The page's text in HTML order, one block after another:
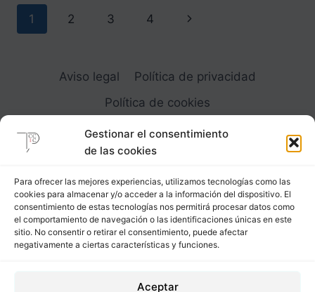
Gestionar el consentimiento
de las cookies
Para ofrecer las mejores experiencias, utilizamos tecnologías como las
cookies para almacenar y/o acceder a la información del dispositivo. El
consentimiento de estas tecnologías nos permitirá procesar datos como
el comportamiento de navegación o las identificaciones únicas en este
sitio. No consentir o retirar el consentimiento, puede afectar
negativamente a ciertas características y funciones.
Aceptar
Navegación
página
1 2 3 4
Siguiente
Aviso legal
Política de privacidad
Política de cookies
Carrer Provença, 183
08036 - Barcelona (Espana)